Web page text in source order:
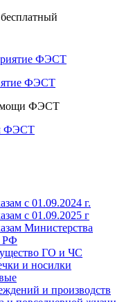
ФЭСТ
ФЭСТ
с 01.09.2024 г.
с 01.09.2025 г
Министерства
РФ
ГО и ЧС
и носилки
и производств